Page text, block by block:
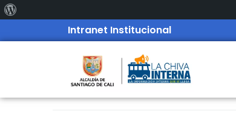
Intranet Institucional